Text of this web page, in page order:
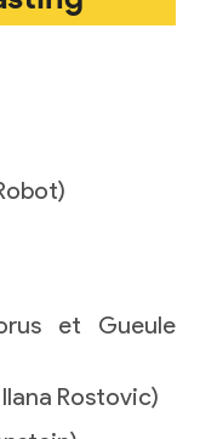
et Gueule
Rostovic)